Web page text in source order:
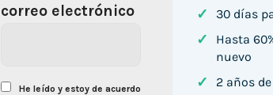
correo electrónico
He leído y estoy de acuerdo
✓ 30 días
✓
Hasta
nuevo
✓ 2 años